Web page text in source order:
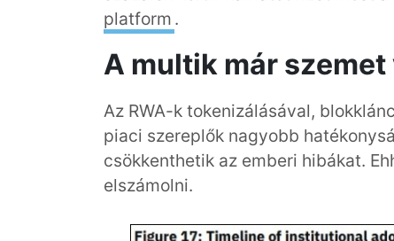
platform .
A multik már
Az RWA-k tokenizálásával,
piaci szereplők nagyobb
csökkenthetik az emberi hibákat.
elszámolni.